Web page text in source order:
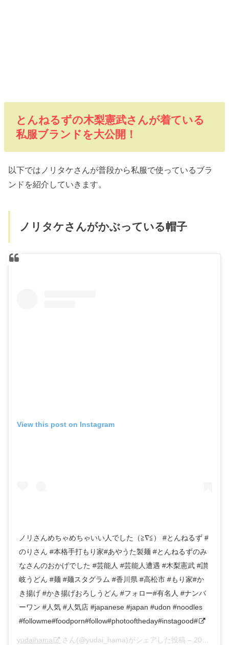
とんねるずの木梨憲武さんが着ている
私服ブランドを大公開！
以下ではノリタケさんが普段から私服で使っているブラ
ンドを紹介していきます。
ノリタケさんがかぶっている帽子
View this post on Instagram
ノリさんめちゃめちゃいい人でした（≧∇≦） #とんねるず #
のりさん #本格手打もり家#あやうた製麺 #とんねるずのみ
なさんのおかげでした #芸能人 #芸能人遭遇 #木梨憲武 #讃
岐うどん #麺 #麺スタグラム #香川県 #高松市 #もり家#か
き揚げ #かき揚げおろしうどん #フォロー#有名人 #ナンバ
ーワン #人気 #人気店 #japanese #japan #udon #noodles
#followme#foodporn#follow#photooftheday#instagood#
yudaihama さん(@yudai_hama)がシェアした投稿 – 2017年 3月月4日午前6時35分PST